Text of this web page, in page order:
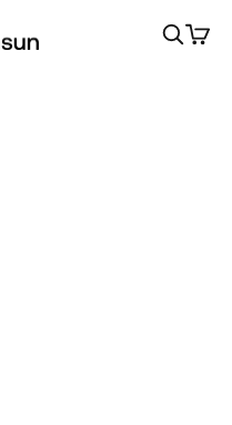
Suchen